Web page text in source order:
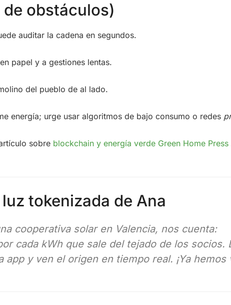
obstáculos)
auditar la cadena en segundos.
papel y a gestiones lentas.
del pueblo de al lado.
energía; urge usar algoritmos de bajo consumo o redes
sobre blockchain y energía verde Green Home Press
tokenizada de Ana
cooperativa solar en Valencia, nos cuenta:
cada kWh que sale del tejado de los socios.
app y ven el origen en tiempo real. ¡Ya